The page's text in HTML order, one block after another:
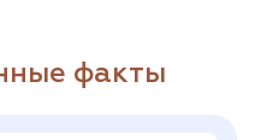
факты